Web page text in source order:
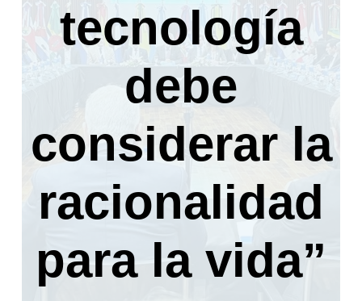
tecnología
debe
considerar la
racionalidad
para la vida”